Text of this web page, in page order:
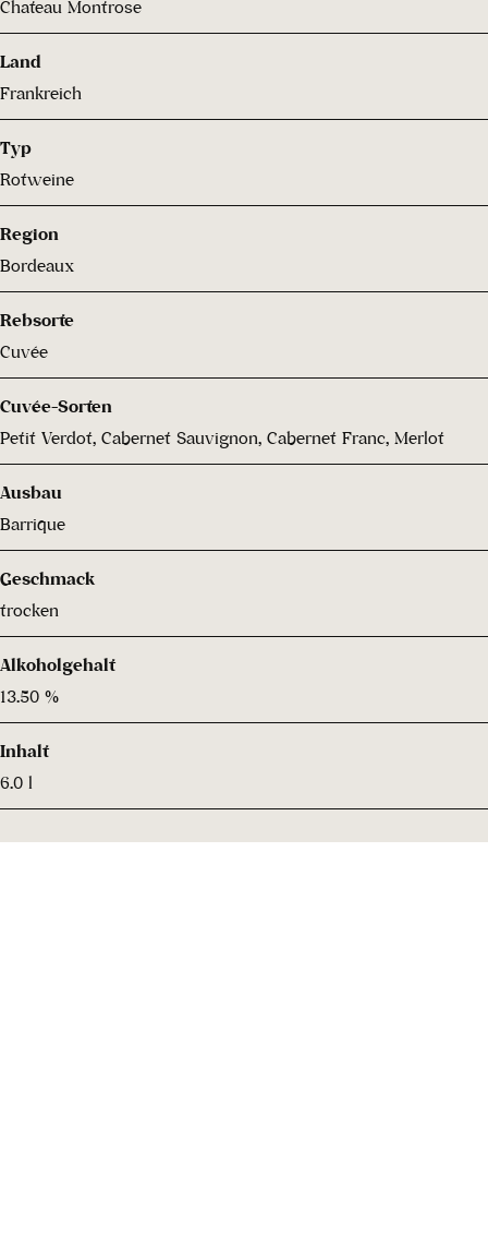
Chateau Montrose
Land
Frankreich
Typ
Rotweine
Region
Bordeaux
Rebsorte
Cuvée
Cuvée-Sorten
Petit Verdot, Cabernet Sauvignon, Cabernet Franc, Merlot
Ausbau
Barrique
Geschmack
trocken
Alkoholgehalt
13.50 %
Inhalt
6.0 l